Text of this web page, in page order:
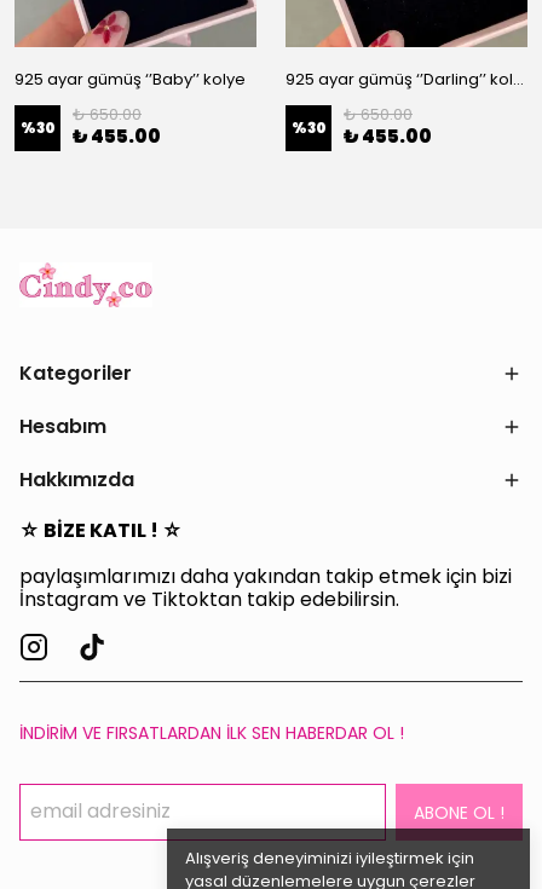
Alışveriş deneyiminizi iyileştirmek için
yasal düzenlemelere uygun çerezler
925 ayar gümüş ‘’Baby’’ kolye
%30
₺ 650.00
₺ 455.00
925 ayar gümüş ‘’Darling’’ kolye
%30
₺ 650.00
₺ 455.00
Kategoriler
Hesabım
Hakkımızda
☆ BİZE KATIL ! ☆
paylaşımlarımızı daha yakından takip etmek için bizi
İnstagram ve Tiktoktan takip edebilirsin.
İNDİRİM VE FIRSATLARDAN İLK SEN HABERDAR OL !
ABONE OL !